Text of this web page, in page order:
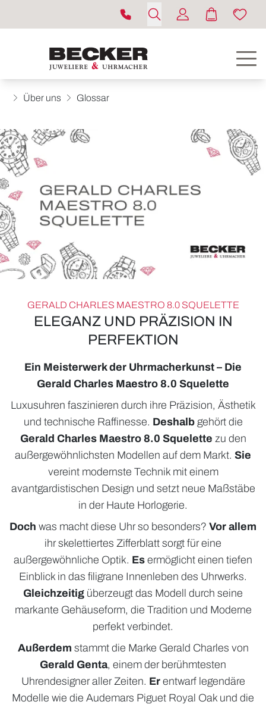
ROLEX
UHREN
SCHMUCK
HOCHZEIT
ACCESSOIRES
ÜBER UNS
Über uns Glossar
GERALD CHARLES MAESTRO 8.0 SQUELETTE
ELEGANZ UND PRÄZISION IN
PERFEKTION
Ein Meisterwerk der Uhrmacherkunst – Die
Gerald Charles Maestro 8.0 Squelette
Luxusuhren faszinieren durch ihre Präzision, Ästhetik
und technische Raffinesse. Deshalbgehört die
Gerald Charles Maestro 8.0 Squelette zu den
außergewöhnlichsten Modellen auf dem Markt. Sie
vereint modernste Technik mit einem
avantgardistischen Design und setzt neue Maßstäbe
in der Haute Horlogerie.
Doch was macht diese Uhr so besonders? Vor allem
ihr skelettiertes Zifferblatt sorgt für eine
außergewöhnliche Optik. Es ermöglicht einen tiefen
Einblick in das filigrane Innenleben des Uhrwerks.
Gleichzeitig überzeugt das Modell durch seine
markante Gehäuseform, die Tradition und Moderne
perfekt verbindet.
Außerdem stammt die Marke Gerald Charles von
Gerald Genta, einem der berühmtesten
Uhrendesigner aller Zeiten. Erentwarf legendäre
Modelle wie die Audemars Piguet Royal Oak und die